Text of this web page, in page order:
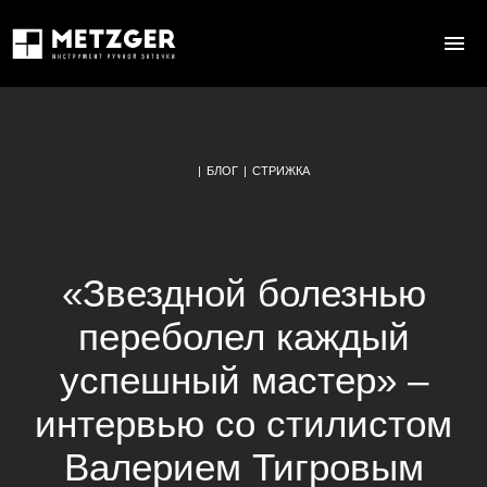
| БЛОГ | СТРИЖКА
«Звездной болезнью
переболел каждый
успешный мастер» –
интервью со стилистом
Валерием Тигровым